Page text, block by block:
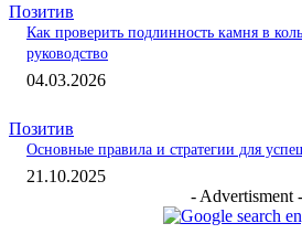
Позитив
Как проверить подлинность камня в
руководство
04.03.2026
Позитив
Основные правила и стратегии для
21.10.2025
- Advertisment -